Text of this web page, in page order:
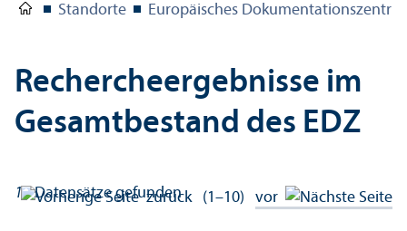
Standorte Europäisches
Rechercheergebnisse im
Gesamtbestand des EDZ
19Datensätze gefunden
zurück (1–10) vor